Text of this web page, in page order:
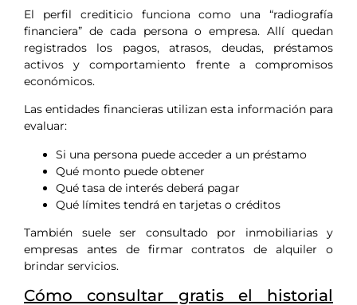
El perfil crediticio funciona como una “radiografía
financiera” de cada persona o empresa. Allí quedan
registrados los pagos, atrasos, deudas, préstamos
activos y comportamiento frente a compromisos
económicos.
Las entidades financieras utilizan esta información para
evaluar:
Si una persona puede acceder a un préstamo
Qué monto puede obtener
Qué tasa de interés deberá pagar
Qué límites tendrá en tarjetas o créditos
También suele ser consultado por inmobiliarias y
empresas antes de firmar contratos de alquiler o
brindar servicios.
Cómo consultar gratis el historial